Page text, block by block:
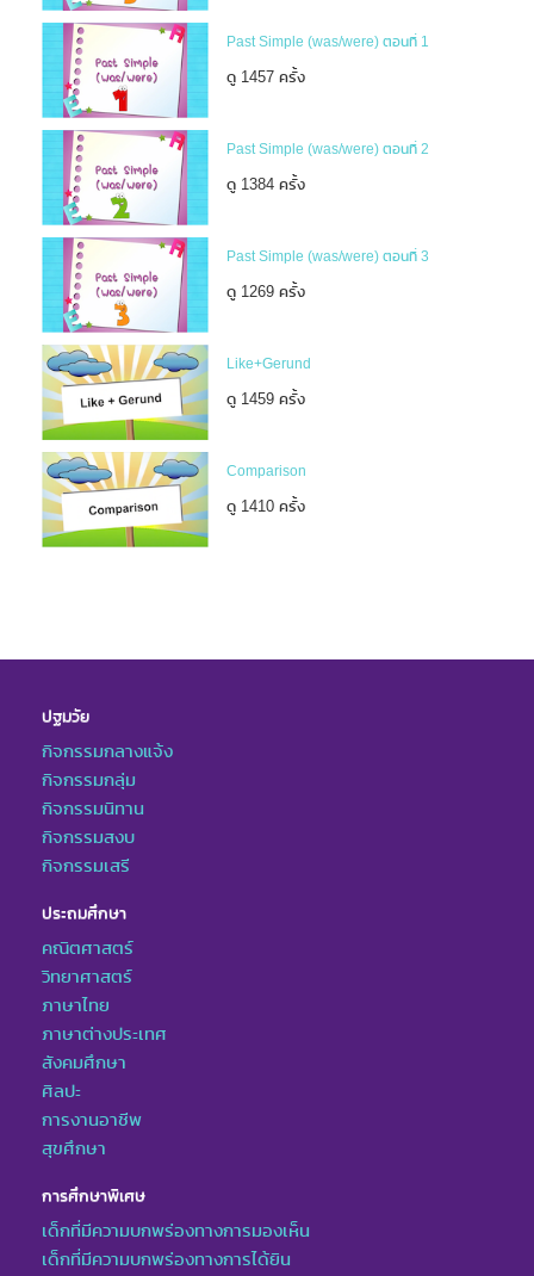
Past Simple (was/were) ตอนที่ 1
ดู 1457 ครั้ง
Past Simple (was/were) ตอนที่ 2
ดู 1384 ครั้ง
Past Simple (was/were) ตอนที่ 3
ดู 1269 ครั้ง
Like+Gerund
ดู 1459 ครั้ง
Comparison
ดู 1410 ครั้ง
ปฐมวัย
กิจกรรมกลางแจ้ง
กิจกรรมกลุ่ม
กิจกรรมนิทาน
กิจกรรมสงบ
กิจกรรมเสรี
ประถมศึกษา
คณิตศาสตร์
วิทยาศาสตร์
ภาษาไทย
ภาษาต่างประเทศ
สังคมศึกษา
ศิลปะ
การงานอาชีพ
สุขศึกษา
การศึกษาพิเศษ
เด็กที่มีความบกพร่องทางการมองเห็น
เด็กที่มีความบกพร่องทางการได้ยิน